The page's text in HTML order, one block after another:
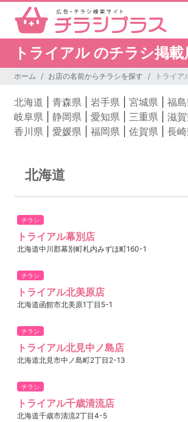
トライアル のチラシ掲
ホーム お店の名前からチラシを探す トライア
北海道 青森県 岩手県 宮城県 福
岐阜県
静岡県 愛知県 三重県 滋
香川県
愛媛県 福岡県 佐賀県 長
北海道
チラシ
トライアル幕別店
北海道中川郡幕別町札内みずほ町160-1
チラシ
トライアル北美原店
北海道函館市北美原1丁目5-1
チラシ
トライアル北見中ノ島店
北海道北見市中ノ島町2丁目2-13
チラシ
トライアル千歳清流店
北海道千歳市清流2丁目4-5